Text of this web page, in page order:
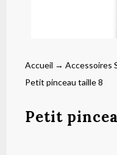
Accueil →Accessoires
Petit pinceau taille 8
Petit